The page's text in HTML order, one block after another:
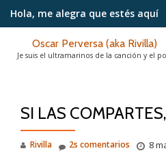
contenido
Hola, me alegra que estés aquí
Oscar Perversa (aka Rivilla)
Je suis el ultramarinos de la canción y el
SI LAS
Rivilla 8
2s comentarios